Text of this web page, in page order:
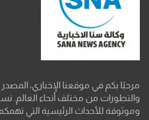
مرحبًا بكم في موقعنا الإخباري، المصدر
والتطورات من مختلف أنحاء العالم.
وموثوقة للأحداث الرئيسية التي